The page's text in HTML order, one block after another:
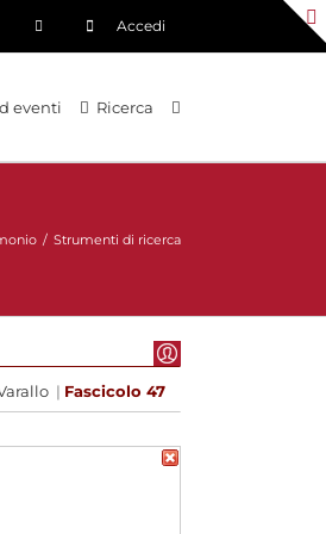
Accedi
eventi Ricerca
/ Strumenti di ricerca
| Fascicolo 47